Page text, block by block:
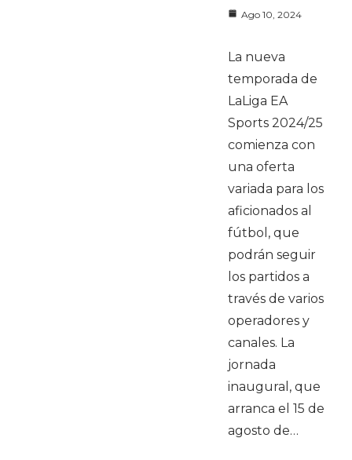
Ago 10, 2024
La nueva
temporada de
LaLiga EA
Sports 2024/25
comienza con
una oferta
variada para los
aficionados al
fútbol, que
podrán seguir
los partidos a
través de varios
operadores y
canales. La
jornada
inaugural, que
arranca el 15 de
agosto de…